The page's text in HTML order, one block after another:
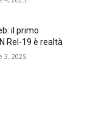
il primo
Rel-19 è realtà
3, 2025